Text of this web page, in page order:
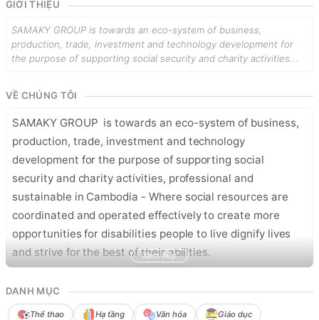
GIỚI THIỆU
SAMAKY GROUP is towards an eco-system of business,
production, trade, investment and technology development for
the purpose of supporting social security and charity activities...
VỀ CHÚNG TÔI
SAMAKY GROUP  is towards an eco-system of business,
production, trade, investment and technology
development for the purpose of supporting social
security and charity activities, professional and
sustainable in Cambodia - Where social resources are
coordinated and operated effectively to create more
opportunities for disabilities people to live dignify lives
and strive for the best of their abilities.
Xem tiếp
DANH MỤC
Thể thao Hạ tầng Văn hóa Giáo dục